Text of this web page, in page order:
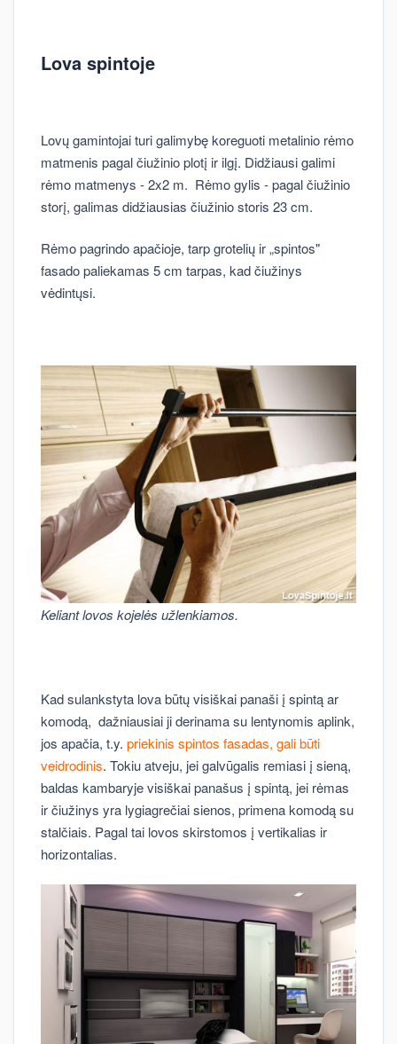
Lova spintoje
Lovų gamintojai turi galimybę koreguoti metalinio rėmo
matmenis pagal čiužinio plotį ir ilgį. Didžiausi galimi
rėmo matmenys - 2x2 m. Rėmo gylis - pagal čiužinio
storį, galimas didžiausias čiužinio storis 23 cm.
Rėmo pagrindo apačioje, tarp grotelių ir „spintos"
fasado paliekamas 5 cm tarpas, kad čiužinys
vėdintųsi.
Keliant lovos kojelės užlenkiamos.
Kad sulankstyta lova būtų visiškai panaši į spintą ar
komodą, dažniausiai ji derinama su lentynomis aplink,
jos apačia, t.y. priekinis spintos fasadas, gali būti
veidrodinis. Tokiu atveju, jei galvūgalis remiasi į sieną,
baldas kambaryje visiškai panašus į spintą, jei rėmas
ir čiužinys yra lygiagrečiai sienos, primena komodą su
stalčiais. Pagal tai lovos skirstomos į vertikalias ir
horizontalias.